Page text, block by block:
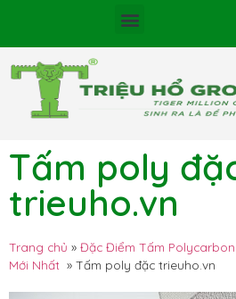
Tấm poly
trieuho.vn
Trang chủ » Đặc Điểm Tấm
Mới Nhất » Tấm poly đặc trieuho.vn